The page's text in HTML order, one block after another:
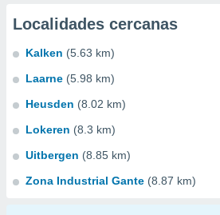
Localidades cercanas
Kalken (5.63 km)
Laarne (5.98 km)
Heusden (8.02 km)
Lokeren (8.3 km)
Uitbergen (8.85 km)
Zona Industrial Gante (8.87 km)